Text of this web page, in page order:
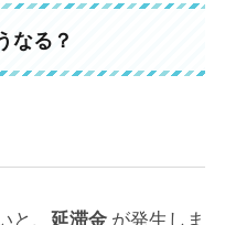
なる？
、 延滞金が発生しま